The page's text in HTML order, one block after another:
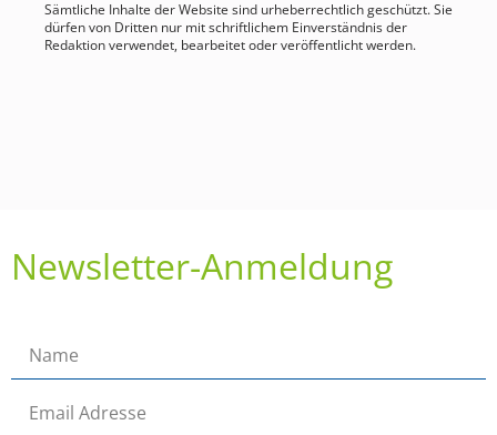
Sämtliche Inhalte der Website sind urheberrechtlich geschützt. Sie
dürfen von Dritten nur mit schriftlichem Einverständnis der
Redaktion verwendet, bearbeitet oder veröffentlicht werden.
Newsletter-Anmeldung